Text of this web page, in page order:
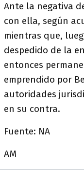
Ante la negativa
con ella, según
mientras que,
despedido de la
entonces
emprendido por
autoridades
en su contra.
Fuente: NA
AM